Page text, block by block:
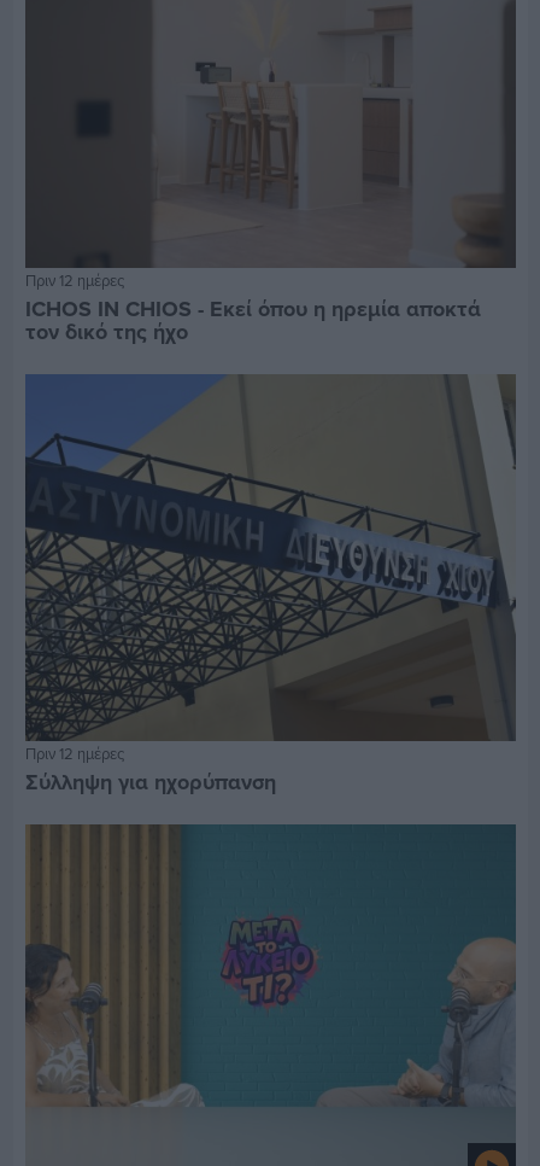
Πριν 12 ημέρες
ICHOS IN CHIOS - Εκεί όπου η ηρεμία αποκτά
τον δικό της ήχο
Πριν 12 ημέρες
Σύλληψη για ηχορύπανση